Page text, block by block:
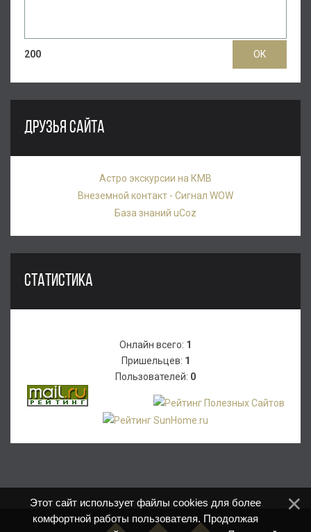
200
ДРУЗЬЯ САЙТА
Астро экскурсии на КМВ
Внеземной контакт - Сигнал WOW
База знаний uCoz
СТАТИСТИКА
Онлайн всего: 1
Пришельцев: 1
Пользователей: 0
Этот сайт использует файлы cookies для более
комфортной работы пользователя. Продолжая